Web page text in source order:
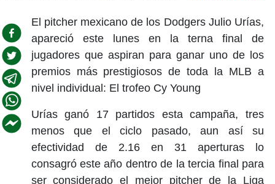
El pitcher mexicano de los Dodgers Julio Urías,
apareció este lunes en la terna final de
jugadores que aspiran para ganar uno de los
premios más prestigiosos de toda la MLB a
nivel individual: El trofeo Cy Young
Urías ganó 17 partidos esta campaña, tres
menos que el ciclo pasado, aun así su
efectividad de 2.16 en 31 aperturas lo
consagró este año dentro de la tercia final para
ser considerado el mejor pitcher de la Liga